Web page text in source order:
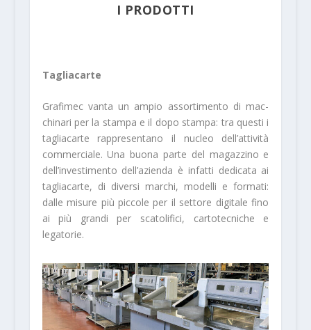
I PRODOTTI
Tagliacarte
Grafimec vanta un ampio assortimento di mac­
chinari per la stampa e il dopo stampa: tra que­sti i
tagliacarte rappresentano il nucleo dell’atti­vità
commerciale. Una buona parte del magaz­zino e
dell’investimento dell’azienda è infatti de­dicata ai
tagliacarte, di diversi marchi, modelli e formati:
dalle misure più piccole per il setto­re digitale fino
ai più grandi per scatolifici, carto­tecniche e
legatorie.